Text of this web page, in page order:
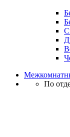
По